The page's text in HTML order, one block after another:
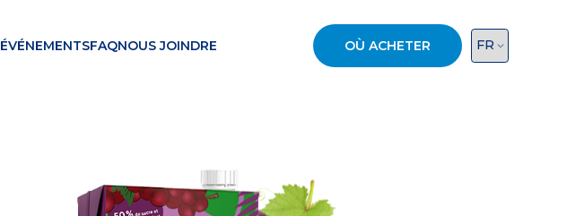
ÉVÉNEMENTSFAQNOUS JOINDRE OÙ ACHETER